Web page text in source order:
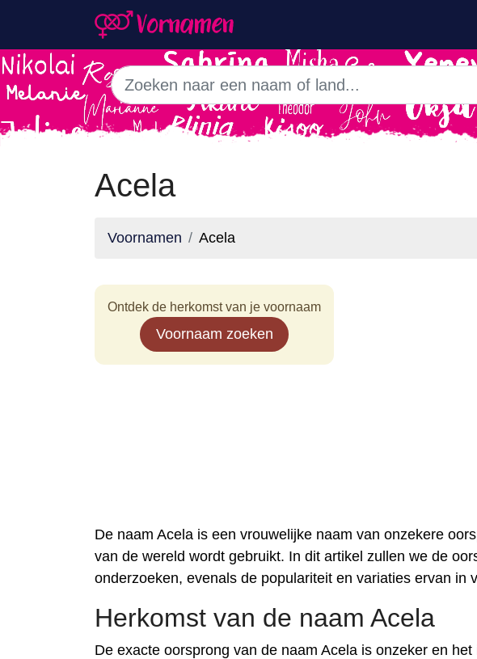
Acela
Voornamen Acela
Ontdek de herkomst van je voornaam
Voornaam zoeken
De naam Acela is een vrouwelijke naam van onzekere
van de wereld wordt gebruikt. In dit artikel zullen we de
onderzoeken, evenals de populariteit en variaties ervan in
Herkomst van de naam Acela
De exacte oorsprong van de naam Acela is onzeker en